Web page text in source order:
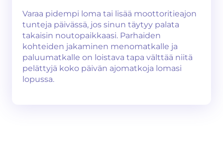
Varaa pidempi loma tai lisää moottoritieajon
tunteja päivässä, jos sinun täytyy palata
takaisin noutopaikkaasi. Parhaiden
kohteiden jakaminen menomatkalle ja
paluumatkalle on loistava tapa välttää niitä
pelättyjä koko päivän ajomatkoja lomasi
lopussa.